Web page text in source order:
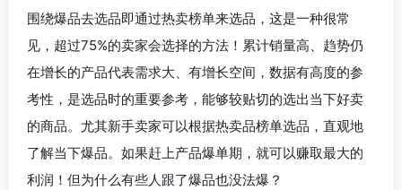
围绕爆品去选品即通过热卖榜单来选品，这是一种很常
见，超过75%的卖家会选择的方法！累计销量高、趋势仍
在增长的产品代表需求大、有增长空间，数据有高度的参
考性，是选品时的重要参考，能够较贴切的选出当下好卖
的商品。尤其新手卖家可以根据热卖品榜单选品，直观地
了解当下爆品。如果赶上产品爆单期，就可以赚取最大的
利润！但为什么有些人跟了爆品也没法爆？